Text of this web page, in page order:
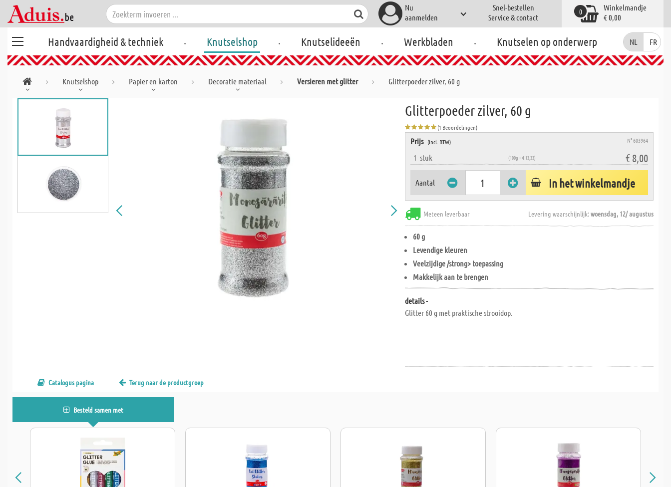
Nu
aanmelden
Snel-bestellen
Service & contact
Winkelmandje
€ 0,00
0
Handvaardigheid & techniek . Knutselshop . Knutselideeën . Werkbladen . Knutselen op onderwerp NL FR
Knutselshop Papier en karton Decoratie materiaal Versieren met glitter Glitterpoeder zilver, 60 g
Glitterpoeder zilver, 60 g
(1 Beoordelingen)
Prijs (incl. BTW) N° 603964
1stuk (100g = € 13,33) € 8,00
Aantal In het winkelmandje
Meteen leverbaar Levering waarschijnlijk:woensdag, 12/ augustus
60 g
Levendige kleuren
Veelzijdige /strong> toepassing
Makkelijk aan te brengen
details -
Glitter 60 g met praktische strooidop.
Catalogus pagina Terug naar de productgroep
Besteld samen met